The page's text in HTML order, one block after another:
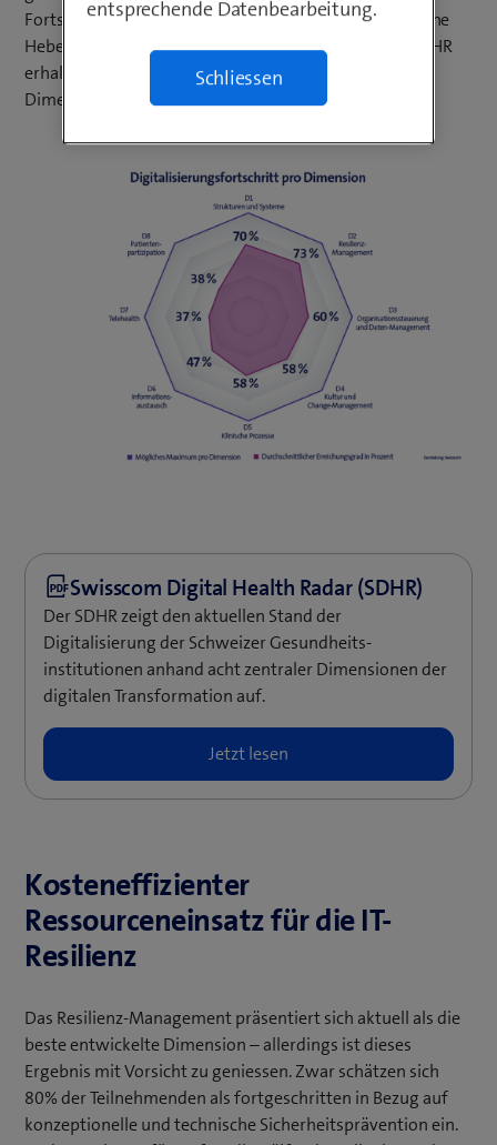
Fortschritte auf. Im Folgenden erfahren Sie, wo mögliche
Hebelwirkungen in diesen Bereichen liegen, und im SDHR
erhalten Sie detaillierte Einblicke in die Analyse aller
Dimensionen.
Der SDHR zeigt den aktuellen Stand der
Digitalisierung der Schweizer Gesundheits­
institutionen anhand acht zentraler Dimensionen der
digitalen Transformation auf.
Kosteneffizienter
Ressourceneinsatz für die IT-
Resilienz
Das Resilienz-Management präsentiert sich aktuell als die
beste entwickelte Dimension – allerdings ist dieses
Ergebnis mit Vorsicht zu geniessen. Zwar schätzen sich
80% der Teilnehmenden als fortgeschritten in Bezug auf
konzeptionelle und technische Sicherheitsprävention ein.
entsprechende Datenbearbeitung.
Schliessen